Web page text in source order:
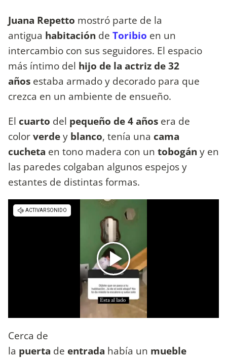
Juana Repetto mostró parte de la
antigua habitación de Toribio en un
intercambio con sus seguidores. El espacio
más íntimo del hijo de la actriz de 32
años estaba armado y decorado para que
crezca en un ambiente de ensueño.
El cuarto del pequeño de 4 años era de
colorverdey blanco, tenía una cama
cucheta en tono madera con un tobogán y en
las paredes colgaban algunos espejos y
estantes de distintas formas.
Cerca de
la puerta de entrada había un mueble